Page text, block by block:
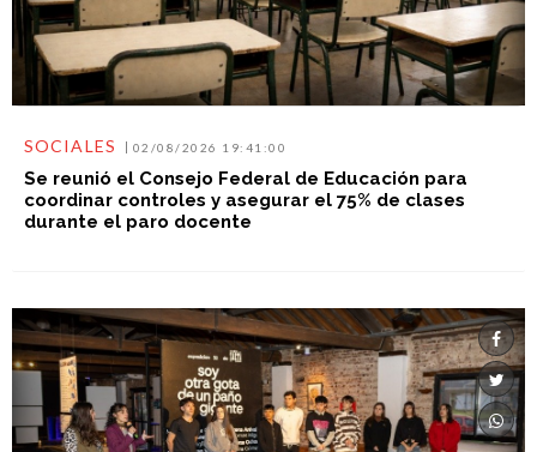
SOCIALES 02/08/2026 19:41:00
Se reunió el Consejo Federal de Educación para
coordinar controles y asegurar el 75% de clases
durante el paro docente